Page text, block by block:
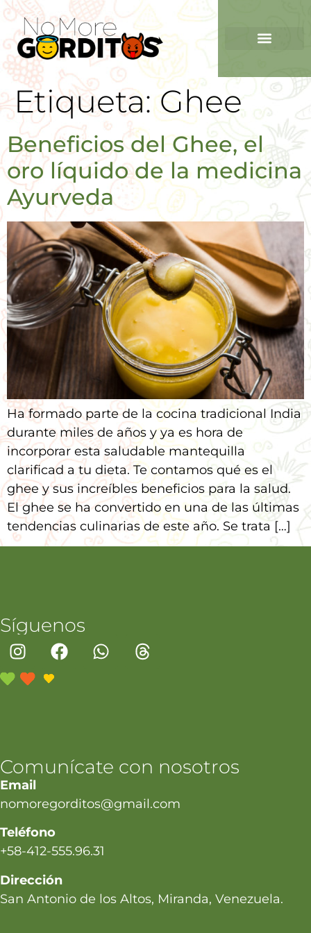
Etiqueta:Ghee
Beneficios del Ghee, el
oro líquido de la medicina
Ayurveda
Ha formado parte de la cocina tradicional India
durante miles de años y ya es hora de
incorporar esta saludable mantequilla
clarificad a tu dieta. Te contamos qué es el
ghee y sus increíbles beneficios para la salud.
El ghee se ha convertido en una de las últimas
tendencias culinarias de este año. Se trata […]
Síguenos
Comunícate con nosotros
Email
nomoregorditos@gmail.com
Teléfono
+58-412-555.96.31
Dirección
San Antonio de los Altos, Miranda, Venezuela.